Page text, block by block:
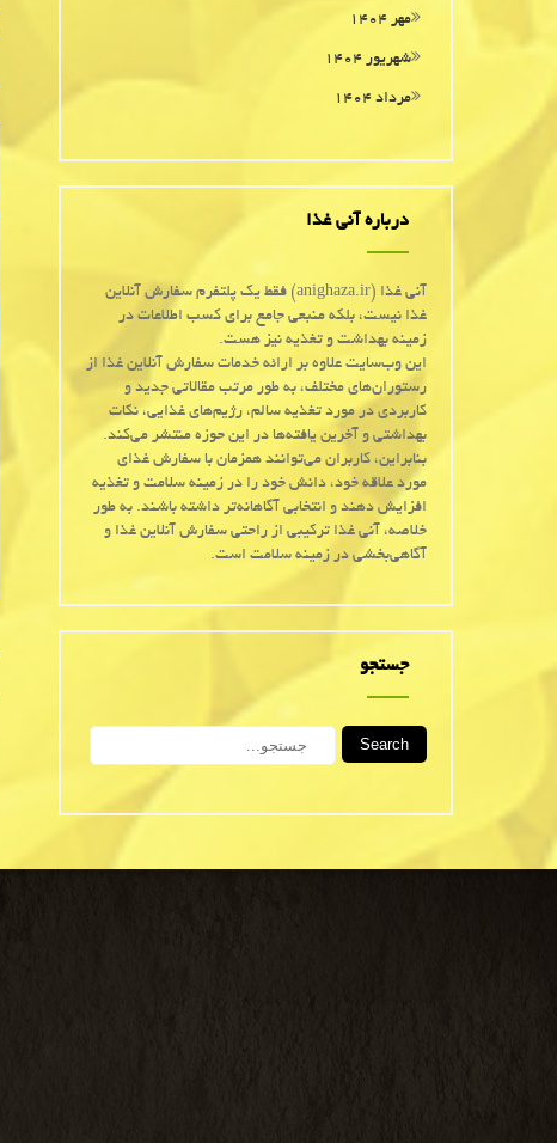
مهر ۱۴۰۴
شهریور ۱۴۰۴
مرداد ۱۴۰۴
درباره آنی غذا
آنی غذا (anighaza.ir) فقط یک پلتفرم سفارش آنلاین
غذا نیست، بلکه منبعی جامع برای کسب اطلاعات در
زمینه بهداشت و تغذیه نیز هست.
این وب‌سایت علاوه بر ارائه خدمات سفارش آنلاین غذا از
رستوران‌های مختلف، به طور مرتب مقالاتی جدید و
کاربردی در مورد تغذیه سالم، رژیم‌های غذایی، نکات
بهداشتی و آخرین یافته‌ها در این حوزه منتشر می‌کند.
بنابراین، کاربران می‌توانند همزمان با سفارش غذای
مورد علاقه خود، دانش خود را در زمینه سلامت و تغذیه
افزایش دهند و انتخابی آگاهانه‌تر داشته باشند. به طور
خلاصه، آنی غذا ترکیبی از راحتی سفارش آنلاین غذا و
آگاهی‌بخشی در زمینه سلامت است.
جستجو
Search